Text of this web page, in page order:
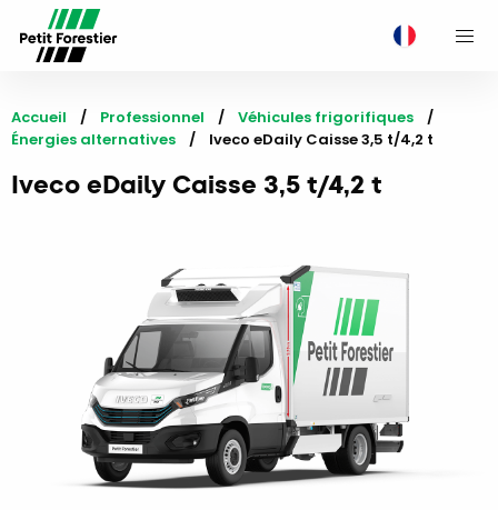
Accueil Professionnel
Véhicules frigorifiques
Énergies alternatives
Current:
Iveco eDaily Caisse 3,5 t/4,2 t
Iveco eDaily Caisse 3,5 t/4,2 t